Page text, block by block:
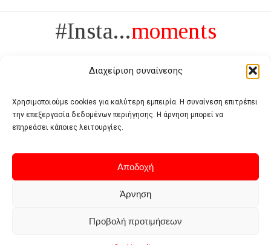
Διαχείριση συναίνεσης
Χρησιμοποιούμε cookies για καλύτερη εμπειρία. Η συναίνεση επιτρέπει
την επεξεργασία δεδομένων περιήγησης. Η άρνηση μπορεί να
επηρεάσει κάποιες λειτουργίες.
Αποδοχή
Άρνηση
Προβολή προτιμήσεων
#Insta...moments
Πολυτέλεια δεν είναι το αντίθετο της ανέχειας, είναι το αντίθετο της
Terms of use Privacy policy Cookie policy